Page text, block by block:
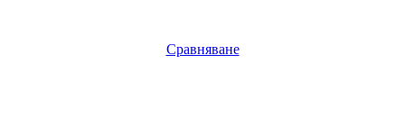
Сравняване